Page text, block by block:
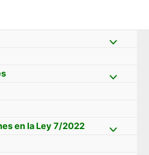
en la Ley 7/2022